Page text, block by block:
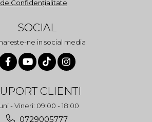
Confidențialitate
SOCIAL
ne in social media
CLIENTI
- Vineri: 09:00 - 18:00
0729005777